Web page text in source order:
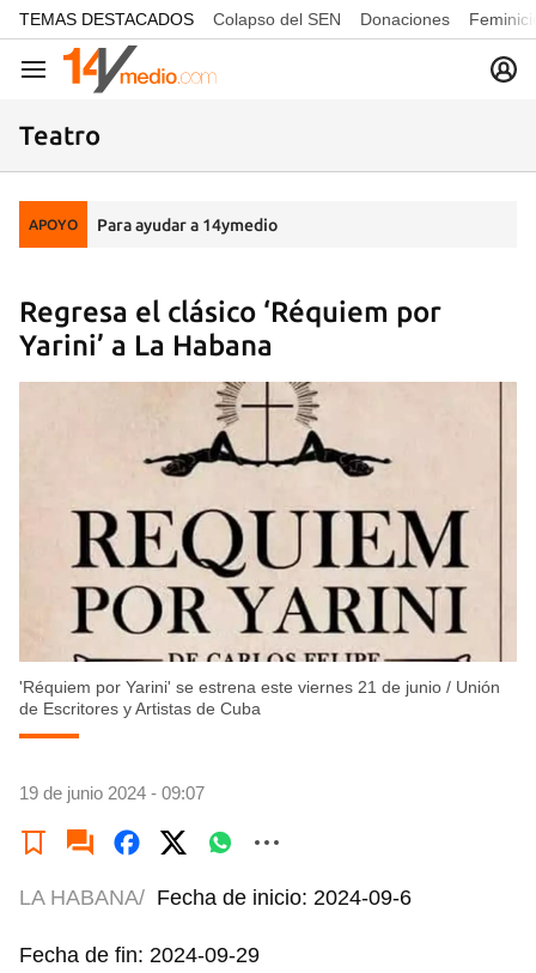
common.go-to-content
TEMAS DESTACADOS Colapso del SEN Donaciones
Navegación
Teatro
APOYO Para ayudar a 14ymedio
Regresa el clásico ‘Réquiem por
Yarini’ a La Habana
'Réquiem por Yarini' se estrena este viernes 21 de junio / Unión
de Escritores y Artistas de Cuba
19 de junio 2024 - 09:07
LA HABANA/ Fecha de inicio: 2024-09-6
Fecha de fin: 2024-09-29